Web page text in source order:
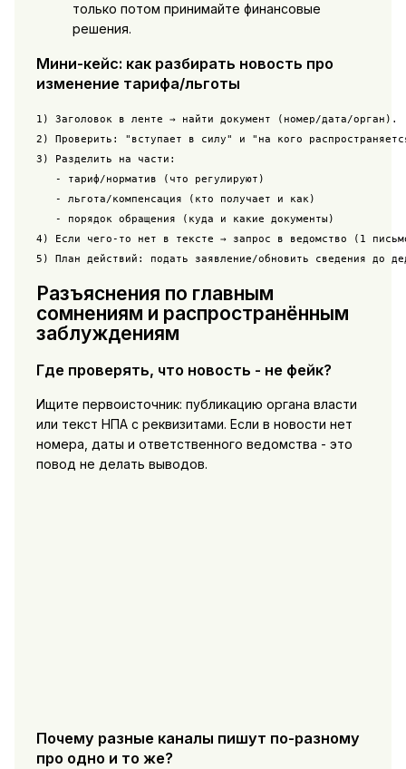
только потом принимайте финансовые
решения.
Мини-кейс: как разбирать новость про
изменение тарифа/льготы
1) Заголовок в ленте → найти документ (номер/дата/орган).
2) Проверить: "вступает в силу" и "на кого
3) Разделить на части:
   - тариф/норматив (что регулируют)
   - льгота/компенсация (кто получает и как)
   - порядок обращения (куда и какие документы)
4) Если чего-то нет в тексте → запрос в ведомство (1
5) План действий: подать заявление/обновить сведения до
Разъяснения по главным
сомнениям и распространённым
заблуждениям
Где проверять, что новость - не фейк?
Ищите первоисточник: публикацию органа власти
или текст НПА с реквизитами. Если в новости нет
номера, даты и ответственного ведомства - это
повод не делать выводов.
Почему разные каналы пишут по-разному
про одно и то же?